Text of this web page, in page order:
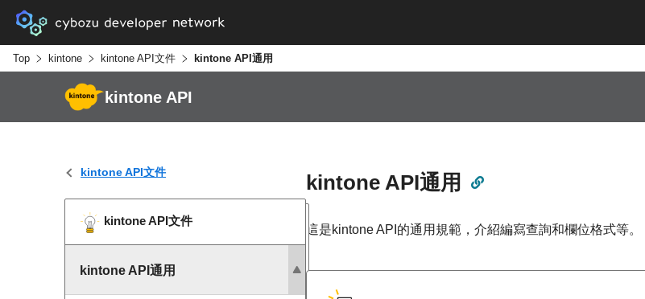
Top kintone kintone API文件 kintone API通用
kintone API
kintone API文件
kintone API文件
kintone API通用
kintone API通用
這是kintone API的通用規範，介紹編寫查詢和欄位格式等。